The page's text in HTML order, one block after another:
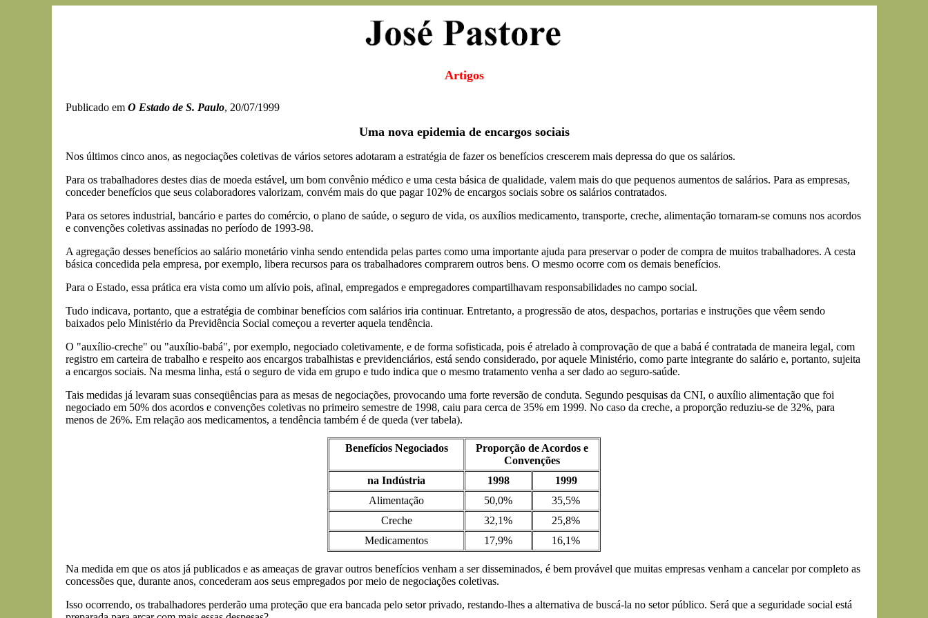
Artigos
Publicado em O Estado de S. Paulo, 20/07/1999
Uma nova epidemia de encargos sociais
Nos últimos cinco anos, as negociações coletivas de vários setores adotaram a estratégia de fazer os benefícios crescerem mais depressa do que os salários.
Para os trabalhadores destes dias de moeda estável, um bom convênio médico e uma cesta básica de qualidade, valem mais do que pequenos aumentos de salários. Para as empresas,
conceder benefícios que seus colaboradores valorizam, convém mais do que pagar 102% de encargos sociais sobre os salários contratados.
Para os setores industrial, bancário e partes do comércio, o plano de saúde, o seguro de vida, os auxílios medicamento, transporte, creche, alimentação tornaram-se comuns nos acordos
e convenções coletivas assinadas no período de 1993-98.
A agregação desses benefícios ao salário monetário vinha sendo entendida pelas partes como uma importante ajuda para preservar o poder de compra de muitos trabalhadores. A cesta
básica concedida pela empresa, por exemplo, libera recursos para os trabalhadores comprarem outros bens. O mesmo ocorre com os demais benefícios.
Para o Estado, essa prática era vista como um alívio pois, afinal, empregados e empregadores compartilhavam responsabilidades no campo social.
Tudo indicava, portanto, que a estratégia de combinar benefícios com salários iria continuar. Entretanto, a progressão de atos, despachos, portarias e instruções que vêem sendo
baixados pelo Ministério da Previdência Social começou a reverter aquela tendência.
O "auxílio-creche" ou "auxílio-babá", por exemplo, negociado coletivamente, e de forma sofisticada, pois é atrelado à comprovação de que a babá é contratada de maneira legal, com
registro em carteira de trabalho e respeito aos encargos trabalhistas e previdenciários, está sendo considerado, por aquele Ministério, como parte integrante do salário e, portanto, sujeita
a encargos sociais. Na mesma linha, está o seguro de vida em grupo e tudo indica que o mesmo tratamento venha a ser dado ao seguro-saúde.
Tais medidas já levaram suas conseqüências para as mesas de negociações, provocando uma forte reversão de conduta. Segundo pesquisas da CNI, o auxílio alimentação que foi
negociado em 50% dos acordos e convenções coletivas no primeiro semestre de 1998, caiu para cerca de 35% em 1999. No caso da creche, a proporção reduziu-se de 32%, para
menos de 26%. Em relação aos medicamentos, a tendência também é de queda (ver tabela).
Benefícios Negociados
Proporção de Acordos e
Convenções
na Indústria
1998
1999
Alimentação
50,0%
35,5%
Creche
32,1%
25,8%
Medicamentos
17,9% 16,1%
Na medida em que os atos já publicados e as ameaças de gravar outros benefícios venham a ser disseminados, é bem provável que muitas empresas venham a cancelar por completo as
concessões que, durante anos, concederam aos seus empregados por meio de negociações coletivas.
Isso ocorrendo, os trabalhadores perderão uma proteção que era bancada pelo setor privado, restando-lhes a alternativa de buscá-la no setor público. Será que a seguridade social está